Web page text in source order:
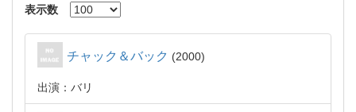
表示数
チャック＆バック 2000
出演：バリ